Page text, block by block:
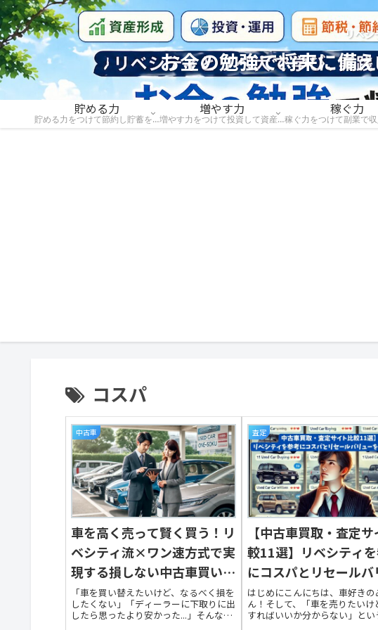
リベシ
お金の勉強で将来に備
貯める力
貯める力をつけて節約し貯蓄を増やそう
増やす力
増やす力をつけて投資して資産を増やそう
稼ぐ力
コスパ
中古車
車を高く売って賢く買う！リ
ベシティ流×ワン速方式で実
現する損しない中古車買い替
え戦略とは？【2025年最新
版】
「車を買い替えたいけど、なるべく損を
したくない」「ディーラーに下取りに出
したら思ったより安かった...」そんな経
査定
【中古車買取・査定
較11選】リベシティ
にコスパとリセールバ
を考えよう！
はじめにこんにちは、車好きの
ん！そして、「車を売りたいけ
すればいいか分からない」とい